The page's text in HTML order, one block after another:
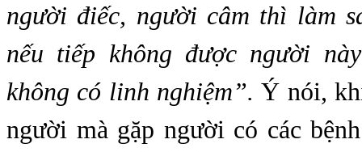
người điếc, người câm thì làm
nếu tiếp không được người
không có linh nghiệm”. Ý nói,
người mà gặp người có các